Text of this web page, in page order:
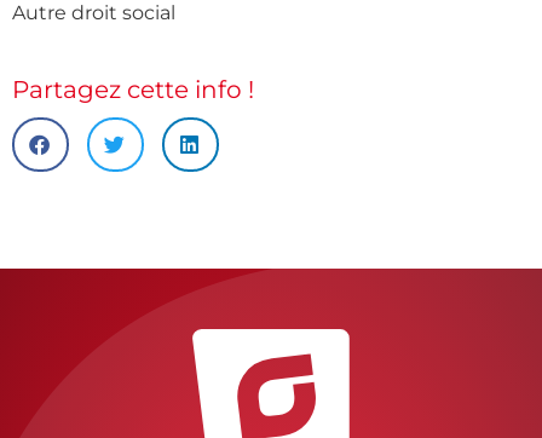
Autre droit social
Partagez cette info !